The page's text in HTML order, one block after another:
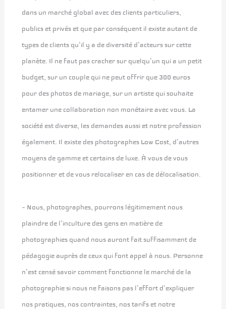
dans un marché global avec des clients particuliers,
publics et privés et que par conséquent il existe autant de
types de clients qu’il y a de diversité d’acteurs sur cette
planète. Il ne faut pas cracher sur quelqu’un qui a un petit
budget, sur un couple qui ne peut offrir que 300 euros
pour des photos de mariage, sur un artiste qui souhaite
entamer une collaboration non monétaire avec vous. La
société est diverse, les demandes aussi et notre profession
également. Il existe des photographes Low Cost, d’autres
moyens de gamme et certains de luxe. À vous de vous
positionner et de vous relocaliser en cas de délocalisation.
– Nous, photographes, pourrons légitimement nous
plaindre de l’inculture des gens en matière de
photographies quand nous auront fait suffisamment de
pédagogie auprès de ceux qui font appel à nous. Personne
n’est censé savoir comment fonctionne le marché de la
photographie si nous ne faisons pas l’effort d’expliquer
nos pratiques, nos contraintes, nos tarifs et notre